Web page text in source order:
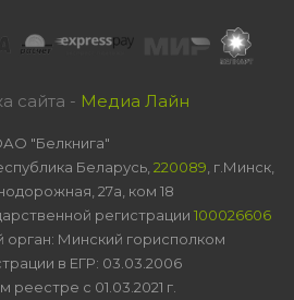
сайта - Медиа Лайн
"Белкнига"
Беларусь, 220089 , г.Минск,
27а, ком 18
регистрации 100026606
Минский горисполком
в ЕГР: 03.03.2006
реестре с 01.03.2021 г.